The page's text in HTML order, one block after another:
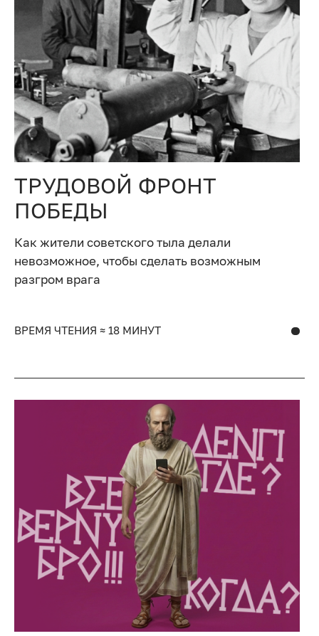
ТРУДОВОЙ ФРОНТ
ПОБЕДЫ
Как жители советского тыла делали
невозможное, чтобы сделать возможным
разгром врага
ВРЕМЯ ЧТЕНИЯ ≈ 18 МИНУТ